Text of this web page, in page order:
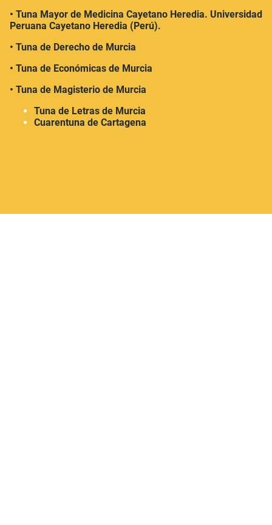
• Tuna Mayor de Medicina Cayetano Heredia. Universidad
Peruana Cayetano Heredia (Perú).
• Tuna de Derecho de Murcia
• Tuna de Económicas de Murcia
• Tuna de Magisterio de Murcia
Tuna de Letras de Murcia
Cuarentuna de Cartagena